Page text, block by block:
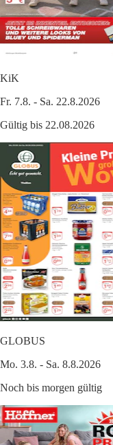
KiK
Fr. 7.8. - Sa. 22.8.2026
Gültig bis 22.08.2026
GLOBUS
Mo. 3.8. - Sa. 8.8.2026
Noch bis morgen gültig